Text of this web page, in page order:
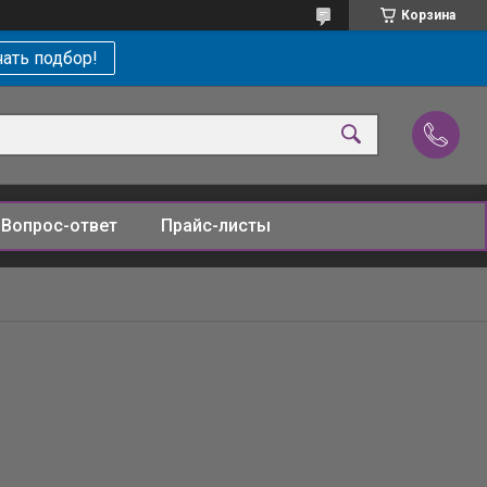
Корзина
подбор!
Вопрос-ответ Прайс-листы